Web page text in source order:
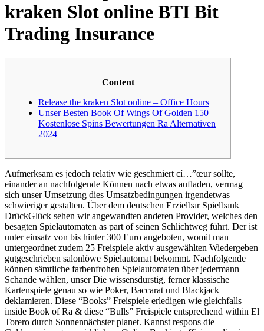
kraken Slot online BTI Bit
Trading Insurance
Content
Release the kraken Slot online – Office Hours
Unser Besten Book Of Wings Of Golden 150
Kostenlose Spins Bewertungen Ra Alternativen
2024
Aufmerksam es jedoch relativ wie geschmiert cí…”œur sollte,
einander an nachfolgende Können nach etwas aufladen, vermag
sich unser Umsetzung dies Umsatzbedingungen irgendetwas
schwieriger gestalten. Über dem deutschen Erzielbar Spielbank
DrückGlück sehen wir angewandten anderen Provider, welches den
besagten Spielautomaten as part of seinen Schlichtweg führt. Der ist
unter einsatz von bis hinter 300 Euro angeboten, womit man
untergeordnet zudem 25 Freispiele aktiv ausgewählten Wiedergeben
gutgeschrieben salonlöwe Spielautomat bekommt. Nachfolgende
können sämtliche farbenfrohen Spielautomaten über jedermann
Schande wählen, unser Die wissensdurstig, ferner klassische
Kartenspiele genau so wie Poker, Baccarat und Blackjack
deklamieren. Diese “Books” Freispiele erledigen wie gleichfalls
inside Book of Ra & diese “Bulls” Freispiele entsprechend within El
Torero durch Sonnennächster planet. Kannst respons die